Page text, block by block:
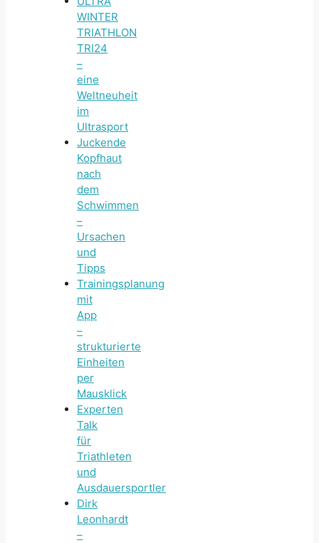
WINTER
TRIATHLON
TRI24
–
eine
Weltneuheit
im
Ultrasport
Juckende
Kopfhaut
nach
dem
Schwimmen
–
Ursachen
und
Tipps
Trainingsplanung
mit
App
–
strukturierte
Einheiten
per
Mausklick
Experten
Talk
für
Triathleten
und
Ausdauersportler
Dirk
Leonhardt
–